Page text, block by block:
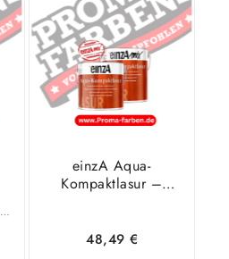
einzA Aqua-
Kompaktlasur –
48,49€